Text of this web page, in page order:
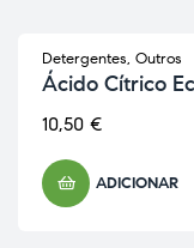
Detergentes, Outros
Ácido Cítrico
10,50 €
ADICIONAR